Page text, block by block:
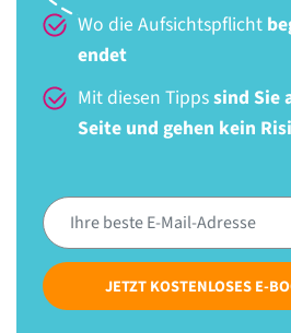
Wo die Aufsichtspflicht
endet
Mit diesen Tippssind Sie
Seite und gehen kein
JETZT KOSTENLOSES E-